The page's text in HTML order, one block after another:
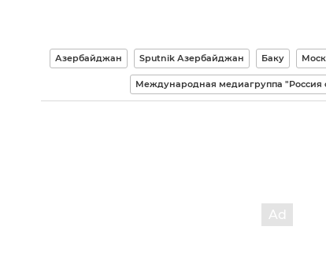
Азербайджан Sputnik Азербайджан Баку
Международная медиагруппа "Россия